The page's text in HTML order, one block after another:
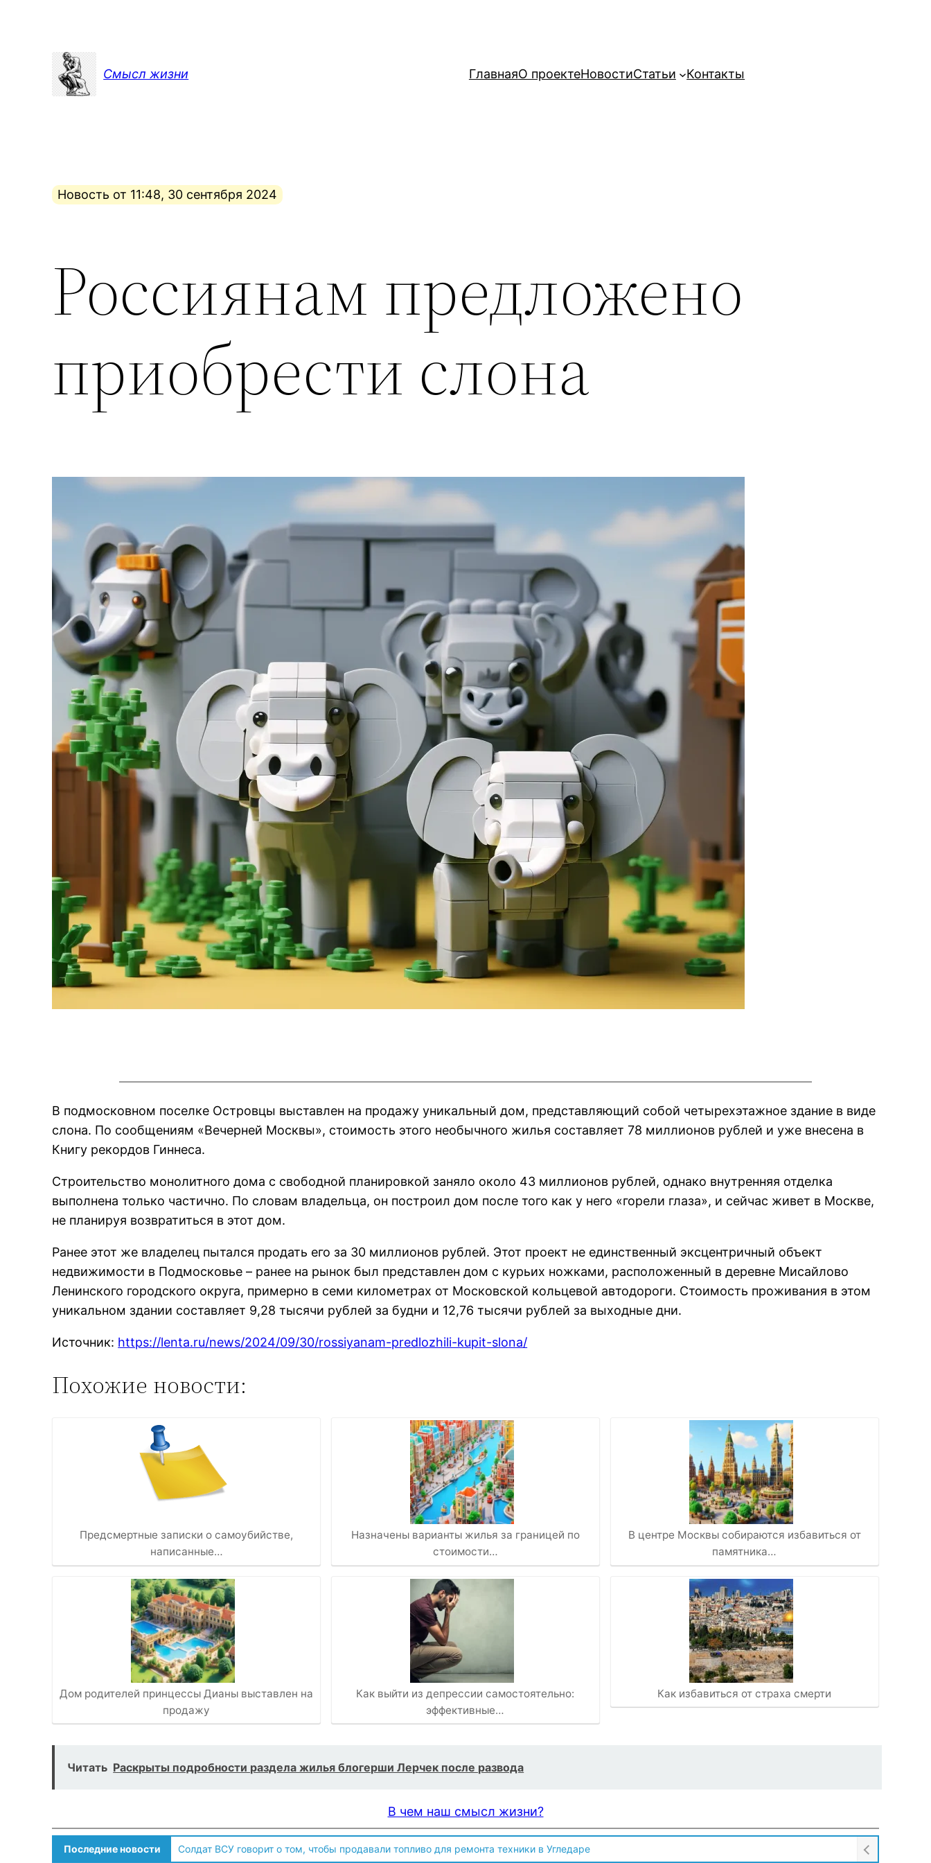
содержимому
Смысл жизни
ГлавнаяО проектеНовостиСтатьи Контакты
Новость от 11:48, 30 сентября 2024
Россиянам предложено
приобрести слона
В подмосковном поселке Островцы выставлен на продажу уникальный дом, представляющий собой четырехэтажное здание в виде
слона. По сообщениям «Вечерней Москвы», стоимость этого необычного жилья составляет 78 миллионов рублей и уже внесена в
Книгу рекордов Гиннеса.
Строительство монолитного дома с свободной планировкой заняло около 43 миллионов рублей, однако внутренняя отделка
выполнена только частично. По словам владельца, он построил дом после того как у него «горели глаза», и сейчас живет в Москве,
не планируя возвратиться в этот дом.
Ранее этот же владелец пытался продать его за 30 миллионов рублей. Этот проект не единственный эксцентричный объект
недвижимости в Подмосковье – ранее на рынок был представлен дом с курьих ножками, расположенный в деревне Мисайлово
Ленинского городского округа, примерно в семи километрах от Московской кольцевой автодороги. Стоимость проживания в этом
уникальном здании составляет 9,28 тысячи рублей за будни и 12,76 тысячи рублей за выходные дни.
Источник: https://lenta.ru/news/2024/09/30/rossiyanam-predlozhili-kupit-slona/
Похожие новости:
Предсмертные записки о самоубийстве,
написанные…
Дом родителей принцессы Дианы выставлен на
продажу
Назначены варианты жилья за границей по
стоимости…
Как выйти из депрессии самостоятельно:
эффективные…
В центре Москвы собираются избавиться от
памятника…
Как избавиться от страха смерти
Читать Раскрыты подробности раздела жилья блогерши Лерчек после развода
В чем наш смысл жизни?
Последние новости Солдат ВСУ говорит о том, чтобы продавали топливо для ремонта техники в Угледаре